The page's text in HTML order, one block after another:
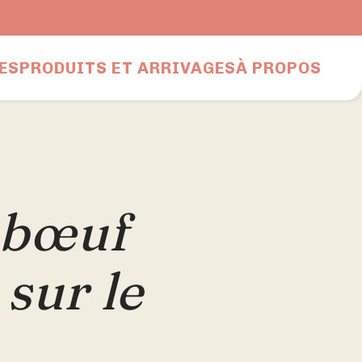
PRODUITS ET ARRIVAGESÀ PROPOS
bœuf
le